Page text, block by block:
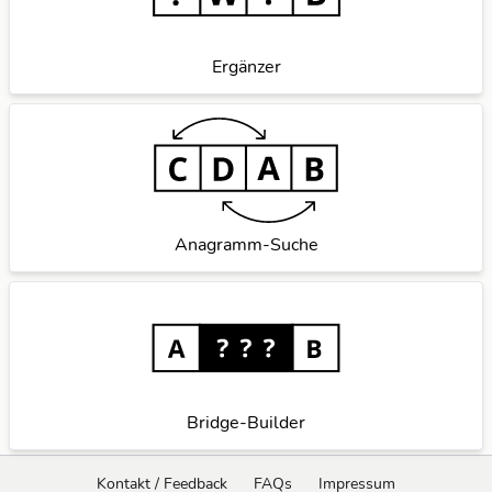
Ergänzer
Anagramm-Suche
Bridge-Builder
Kontakt / Feedback FAQs Impressum